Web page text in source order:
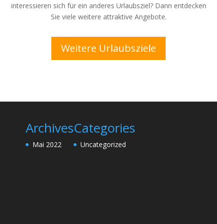
interessieren sich für ein anderes Urlaubsziel? Dann entdecken
Sie viele weitere attraktive Angebote.
Weitere Urlaubsziele
Archives
Mai 2022
Categories
Uncategorized